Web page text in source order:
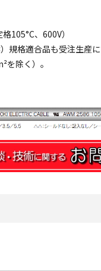
105°C、600V）
規格適合品も受注生産
を除く）。